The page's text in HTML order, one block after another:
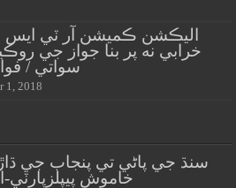
اليڪشن ڪميشن آر ٽي
خرابي نه پر بنا جواز جي
سواتي /
1, 2018
سنڌ جي پاڻي تي پنجاب جي
خاموش پيپلزپارٽي-